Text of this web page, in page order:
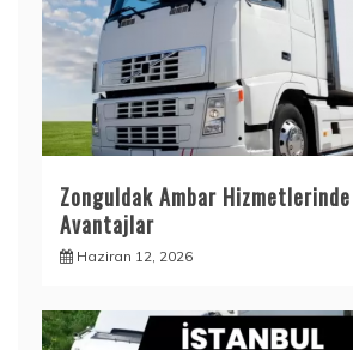
Zonguldak Ambar
Avantajlar
Haziran 12, 2026